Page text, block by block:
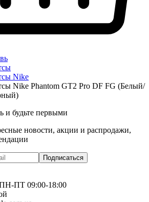
Nike
Nike Phantom GT2 Pro DF FG (Белый/
и будьте первыми
новости, акции и распродажи,
Подписаться
ПТ 09:00-18:00